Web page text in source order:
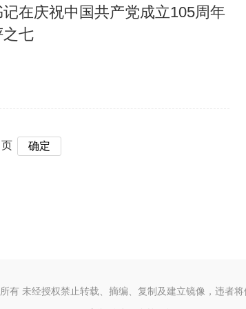
在庆祝中国共产党成立105周年
之七
页 确定
有 未经授权禁止转载、摘编、复制及建立镜像，违者将